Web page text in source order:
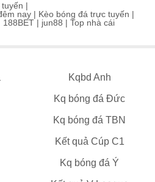
|
nay | Kèo bóng đá trực tuyến |
188BET | jun88 | Top nhà cái
Kqbd Anh
Kq bóng đá Đức
Kq bóng đá TBN
Kết quả Cúp C1
Kq bóng đá Ý